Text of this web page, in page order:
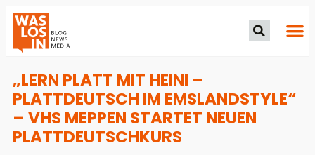
„LERN PLATT MIT HEINI –
PLATTDEUTSCH IM EMSLANDSTYLE“
– VHS MEPPEN STARTET NEUEN
PLATTDEUTSCHKURS